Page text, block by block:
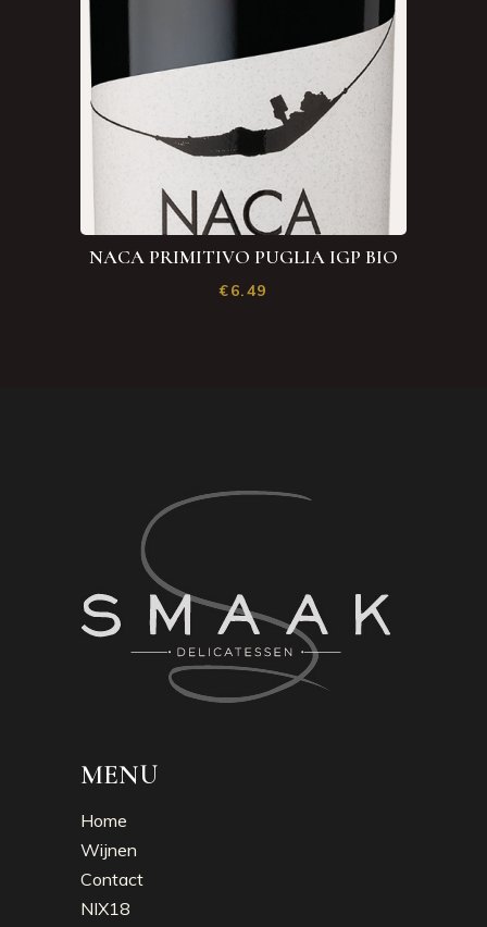
NACA PRIMITIVO PUGLIA IGP BIO
€6.49
MENU
Home
Wijnen
Contact
NIX18